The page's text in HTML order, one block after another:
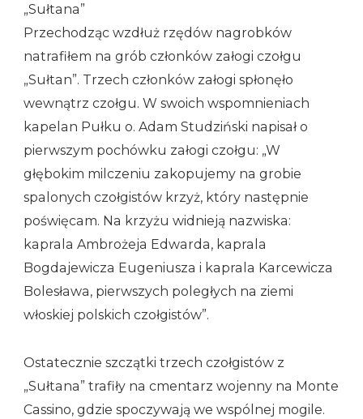
„Sułtana”
Przechodząc wzdłuż rzędów nagrobków
natrafiłem na grób członków załogi czołgu
„Sułtan”. Trzech członków załogi spłonęło
wewnątrz czołgu. W swoich wspomnieniach
kapelan Pułku o. Adam Studziński napisał o
pierwszym pochówku załogi czołgu: „W
głębokim milczeniu zakopujemy na grobie
spalonych czołgistów krzyż, który następnie
poświęcam. Na krzyżu widnieją nazwiska:
kaprala Ambrożeja Edwarda, kaprala
Bogdajewicza Eugeniusza i kaprala Karcewicza
Bolesława, pierwszych poległych na ziemi
włoskiej polskich czołgistów”.
Ostatecznie szczątki trzech czołgistów z
„Sułtana” trafiły na cmentarz wojenny na Monte
Cassino, gdzie spoczywają we wspólnej mogile.